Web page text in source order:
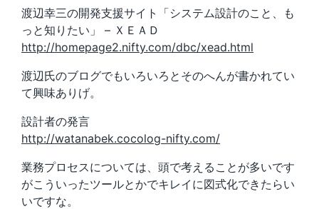
渡辺幸三の開発支援サイト「システム設計のこと、も
っと知りたい」 – ＸＥＡＤ
http://homepage2.nifty.com/dbc/xead.html
渡辺氏のブログでもいろいろとそのへんが書かれてい
て興味ありげ。
設計者の発言
http://watanabek.cocolog-nifty.com/
業務プロセスについては、頭で考えることが多いです
がこういったツールとかでキレイに図式化できたらい
いですな。